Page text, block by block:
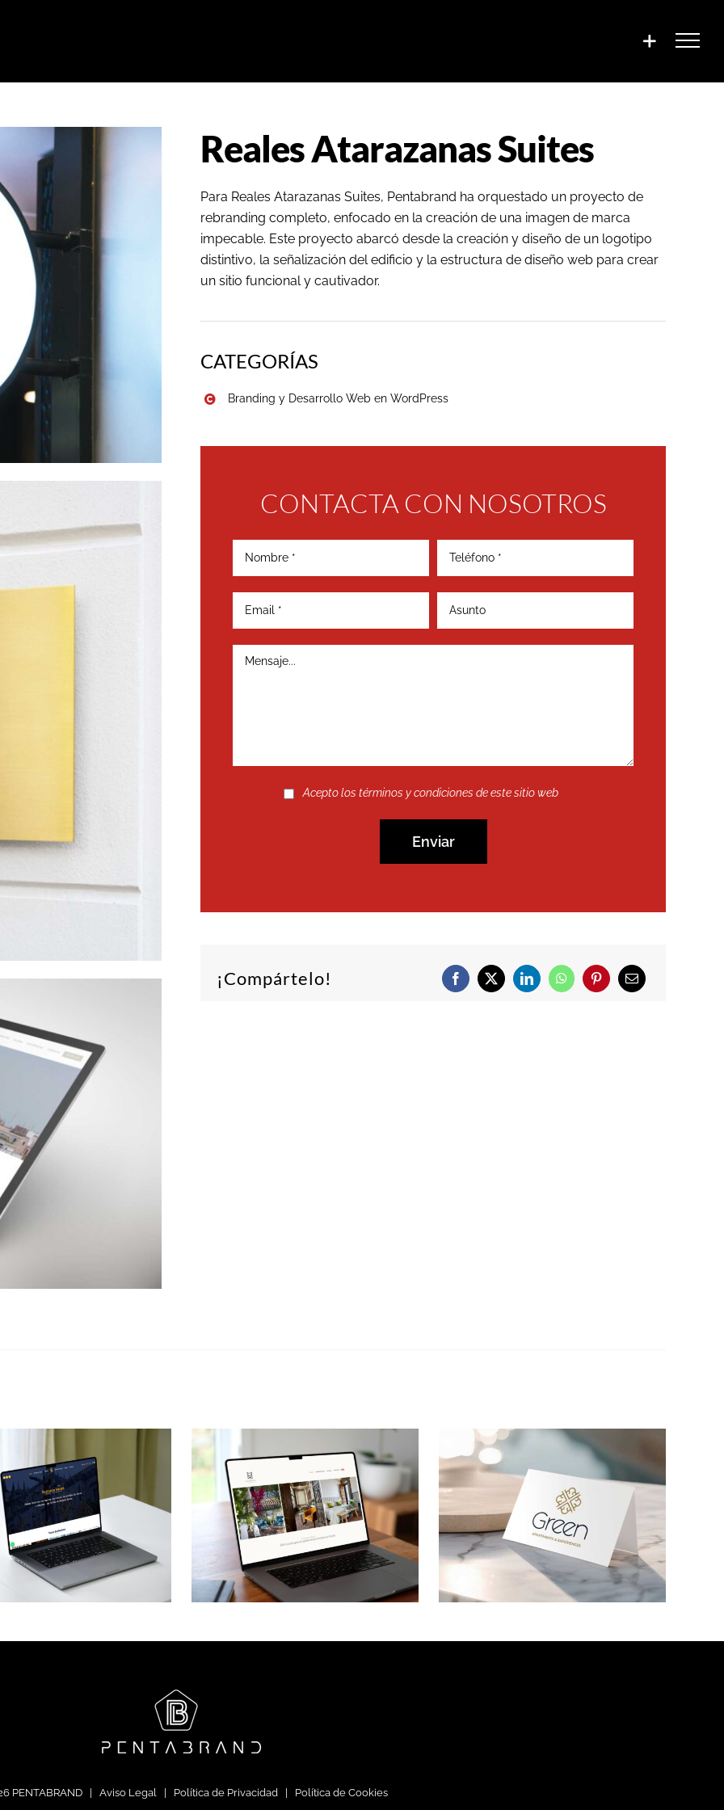
Reales Atarazanas Suites
Para Reales Atarazanas Suites, Pentabrand ha orquestado un proyecto de
rebranding completo, enfocado en la creación de una imagen de marca
impecable. Este proyecto abarcó desde la creación y diseño de un logotipo
distintivo, la señalización del edificio y la estructura de diseño web para crear
un sitio funcional y cautivador.
CATEGORÍAS
Branding y Desarrollo Web en WordPress
CONTACTA CON NOSOTROS
Acepto los términos y condiciones de este sitio web
¡Compártelo!
Casa Palacio
Gandesa
Green
apartments &
experiences
Andaluces en
Moto
PENTABRAND | Aviso Legal Política de Privacidad Política de Cookies